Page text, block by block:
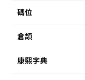
碼位
倉頡
康熙字典